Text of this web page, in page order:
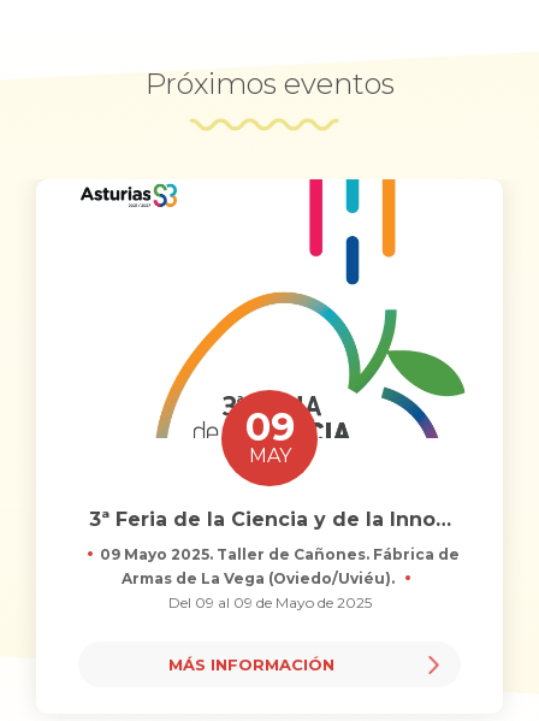
Próximos eventos
09
MAY
3ª Feria de la Ciencia y de la Inno…
09 Mayo 2025. Taller de Cañones. Fábrica de
Armas de La Vega (Oviedo/Uviéu).
Del 09 al 09 de Mayo de 2025
MÁS INFORMACIÓN